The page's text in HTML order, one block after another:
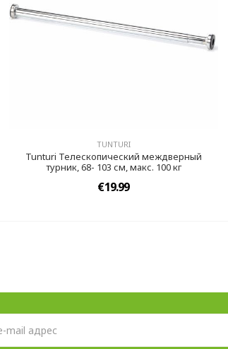
TUNTURI
Tunturi Телескопический междверный
турник, 68- 103 см, макс. 100 кг
€19.99